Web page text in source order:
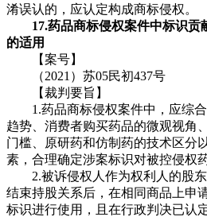
淆误认的，应认定构成商标侵权。
17.药品商标侵权案件中标识
的适用
【案号】
（2021）苏05民初437号
【裁判要旨】
1.药品商标侵权案件中，应综合
趋势、消费者购买药品的微观视角
门槛、原研药和仿制药的技术区分
素，合理确定涉案标识对被控侵权
2.被诉侵权人作为权利人的股东
结束持股关系后，在相同商品上申
标识进行使用，且在行政判决已认